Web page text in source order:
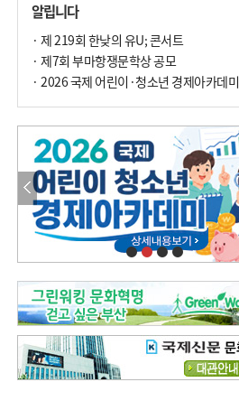
전닉스 ETF 이후 발생"
알립니다
· 제 219회 한낮의 유U; 콘서트
· 제7회 부마항쟁문학상 공모
· 2026 국제 어린이·청소년 경제아카데미